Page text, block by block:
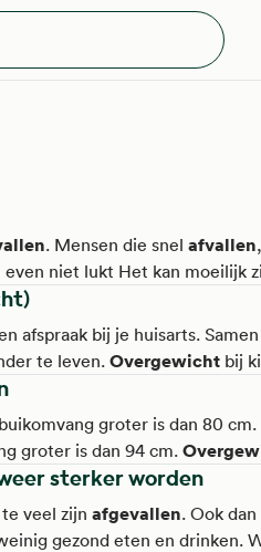
. Mensen die snel afvallen
niet lukt Het kan moeilijk
Geef niet op als je het even
leven met hulp van je
voor controle.
afspraak bij je huisarts.
te leven. Overgewicht bij
zijn? - Je kind kan dit
bewegen en sporten. Je kind
energie kosten.
groter is dan 80
groter is dan 94 cm.
en heb je meestal te veel
Ook mensen die stoppen
Een BMI boven de 30 betekent
sterker worden
veel zijn afgevallen. Ook
gezond eten en drinken.